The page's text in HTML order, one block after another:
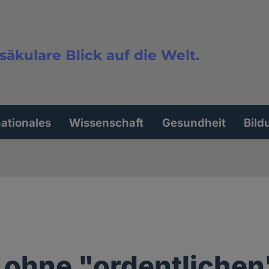
Blick auf die Welt.
Wissenschaft Gesundheit